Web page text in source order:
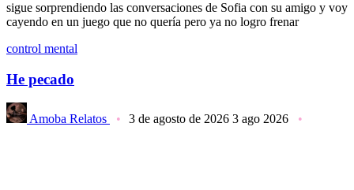
sigue sorprendiendo las conversaciones de Sofia con su amigo y voy
cayendo en un juego que no quería pero ya no logro frenar
control mental
He pecado
Amoba Relatos 3 de agosto de 2026 3 ago 2026